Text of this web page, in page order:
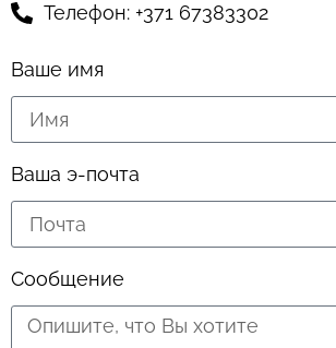
Телефон: +371 67383302
Ваше имя
Ваша э-почта
Сообщение